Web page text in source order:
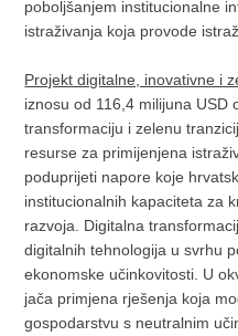
poboljšanjem institucionalne
istraživanja koja provode
Projekt digitalne, inovativne i
iznosu od 116,4 milijuna USD
transformaciju i zelenu
resurse za primijenjena
poduprijeti napore koje
institucionalnih kapaciteta za
razvoja. Digitalna
digitalnih tehnologija u svrhu
ekonomske učinkovitosti. U
jača primjena rješenja koja
gospodarstvu s neutralnim